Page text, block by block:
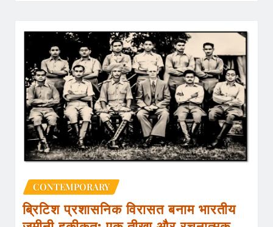
CONTEMPORARY
ब्रिटिश प्रशासनिक विरासत बनाम भारतीय